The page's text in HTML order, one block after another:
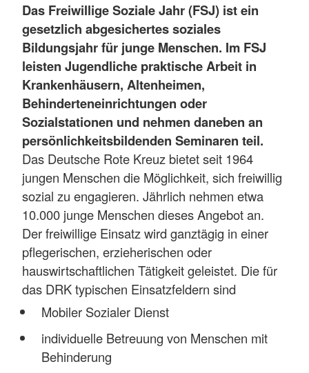
Das Freiwillige Soziale Jahr (FSJ) ist ein
gesetzlich abgesichertes soziales
Bildungsjahr für junge Menschen. Im FSJ
leisten Jugendliche praktische Arbeit in
Krankenhäusern, Altenheimen,
Behinderteneinrichtungen oder
Sozialstationen und nehmen daneben an
persönlichkeitsbildenden Seminaren teil.
Das Deutsche Rote Kreuz bietet seit 1964
jungen Menschen die Möglichkeit, sich freiwillig
sozial zu engagieren. Jährlich nehmen etwa
10.000 junge Menschen dieses Angebot an.
Der freiwillige Einsatz wird ganztägig in einer
pflegerischen, erzieherischen oder
hauswirtschaftlichen Tätigkeit geleistet. Die für
das DRK typischen Einsatzfeldern sind
Mobiler Sozialer Dienst
individuelle Betreuung von Menschen mit
Behinderung